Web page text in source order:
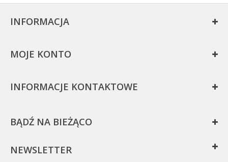
INFORMACJA
MOJE KONTO
INFORMACJE KONTAKTOWE
BĄDŹ NA BIEŻĄCO
NEWSLETTER